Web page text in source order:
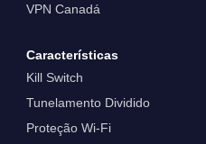
VPN Canadá
Características
Kill Switch
Tunelamento Dividido
Proteção Wi-Fi